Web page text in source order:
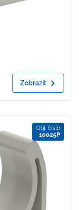
Zobrazit
Obj. číslo
10025P